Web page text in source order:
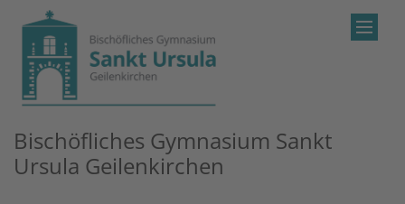
Zum Inhalt springen
Bischöfliches Gymnasium Sankt
Ursula Geilenkirchen